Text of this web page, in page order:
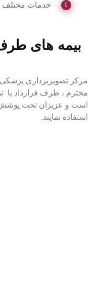
خدمات مختلف
بیمه های طرف
مرکز تصویربرداری
محترم ، طرف قرارداد با
است و عزیزان تحت پوشش
استفاده نمایند.